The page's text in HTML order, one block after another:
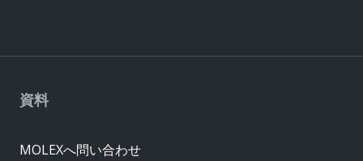
資料
MOLEXへ問い合わせ